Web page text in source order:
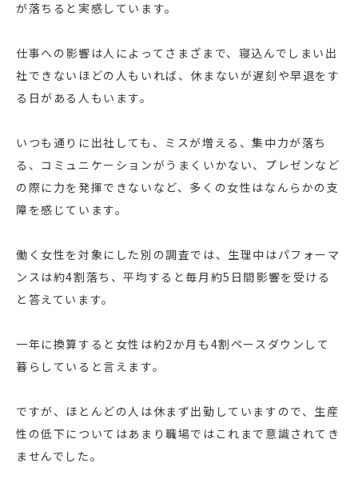
が落ちると実感しています。
仕事への影響は人によってさまざまで、寝込んでしまい出
社できないほどの人もいれば、休まないが遅刻や早退をす
る日がある人もいます。
いつも通りに出社しても、ミスが増える、集中力が落ち
る、コミュニケーションがうまくいかない、プレゼンなど
の際に力を発揮できないなど、多くの女性はなんらかの支
障を感じています。
働く女性を対象にした別の調査では、生理中はパフォーマ
ンスは約4割落ち、平均すると毎月約5日間影響を受ける
と答えています。
一年に換算すると女性は約2か月も4割ペースダウンして
暮らしていると言えます。
ですが、ほとんどの人は休まず出勤していますので、生産
性の低下についてはあまり職場ではこれまで意識されてき
ませんでした。